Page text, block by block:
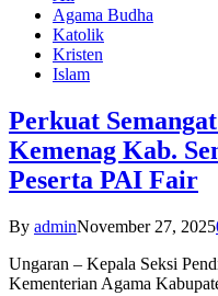
Agama Budha
Katolik
Kristen
Islam
Perkuat
Kemenag Kab.
Peserta PAI Fair
By adminNovember 27, 2025
Ungaran – Kepala Seksi
Kementerian Agama